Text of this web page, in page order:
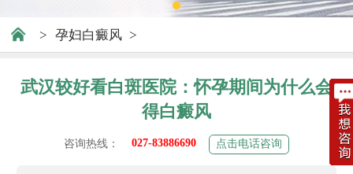
> 孕妇白癜风 >
武汉较好看白斑医院：怀孕期间为什么会
得白癜风
咨询热线： 027-83886690 点击电话咨询